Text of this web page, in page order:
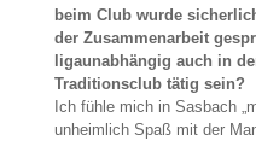
beim Club wurde
der Zusammenarbeit
ligaunabhängig auch in
Traditionsclub tätig sein?
Ich fühle mich in Sasbach
unheimlich Spaß mit der